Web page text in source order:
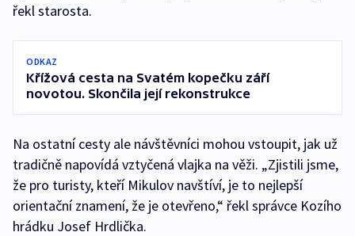
řekl starosta.
ODKAZ
Křížová cesta na Svatém kopečku září
novotou. Skončila její rekonstrukce
Na ostatní cesty ale návštěvníci mohou vstoupit, jak už
tradičně napovídá vztyčená vlajka na věži. „Zjistili jsme,
že pro turisty, kteří Mikulov navštíví, je to nejlepší
orientační znamení, že je otevřeno,“ řekl správce Kozího
hrádku Josef Hrdlička.